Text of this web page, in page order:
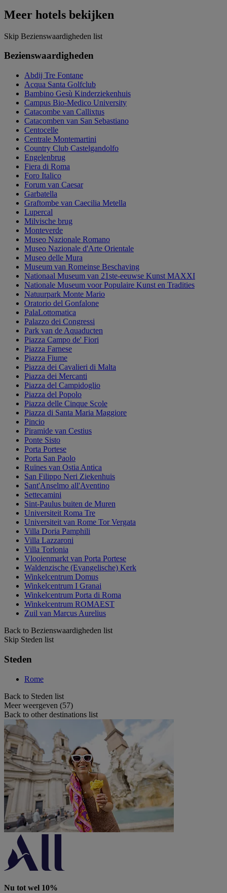
Meer hotels bekijken
Skip Bezienswaardigheden list
Bezienswaardigheden
Abdij Tre Fontane
Acqua Santa Golfclub
Bambino Gesù Kinderziekenhuis
Campus Bio-Medico University
Catacombe van Callixtus
Catacomben van San Sebastiano
Centocelle
Centrale Montemartini
Country Club Castelgandolfo
Engelenbrug
Fiera di Roma
Foro Italico
Forum van Caesar
Garbatella
Graftombe van Caecilia Metella
Lupercal
Milvische brug
Monteverde
Museo Nazionale Romano
Museo Nazionale d'Arte Orientale
Museo delle Mura
Museum van Romeinse Beschaving
Nationaal Museum van 21ste-eeuwse Kunst MAXXI
Nationale Museum voor Populaire Kunst en Tradities
Natuurpark Monte Mario
Oratorio del Gonfalone
PalaLottomatica
Palazzo dei Congressi
Park van de Aquaducten
Piazza Campo de' Fiori
Piazza Farnese
Piazza Fiume
Piazza dei Cavalieri di Malta
Piazza dei Mercanti
Piazza del Campidoglio
Piazza del Popolo
Piazza delle Cinque Scole
Piazza di Santa Maria Maggiore
Pincio
Piramide van Cestius
Ponte Sisto
Porta Portese
Porta San Paolo
Ruïnes van Ostia Antica
San Filippo Neri Ziekenhuis
Sant'Anselmo all'Aventino
Settecamini
Sint-Paulus buiten de Muren
Universiteit Roma Tre
Universiteit van Rome Tor Vergata
Villa Doria Pamphili
Villa Lazzaroni
Villa Torlonia
Vlooienmarkt van Porta Portese
Waldenzische (Evangelische) Kerk
Winkelcentrum Domus
Winkelcentrum I Granai
Winkelcentrum Porta di Roma
Winkelcentrum ROMAEST
Zuil van Marcus Aurelius
Back to Bezienswaardigheden list
Skip Steden list
Steden
Rome
Back to Steden list
Meer weergeven (57)
Back to other destinations list
Nu tot wel 10%